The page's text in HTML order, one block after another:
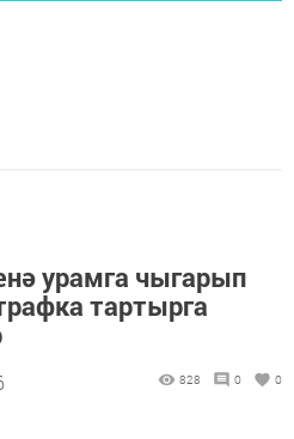
урамга чыгарып
тартырга
828 0 0